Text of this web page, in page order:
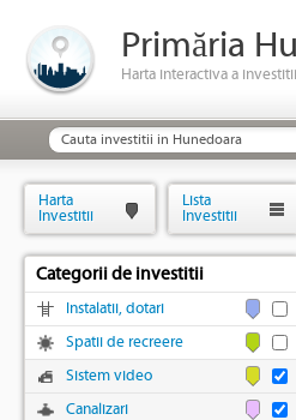
Primăria
Harta interactiva a
Harta
Investitii
Lista
Investitii
Categorii de investitii
Instalatii, dotari
Spatii de recreere
Sistem video
Canalizari